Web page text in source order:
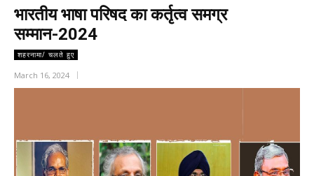
भारतीय भाषा परिषद का कर्तृत्व समग्र
सम्मान-2024
शहरनामा/ चलते हुए
March 16, 2024